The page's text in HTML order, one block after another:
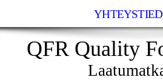
QFR Quality